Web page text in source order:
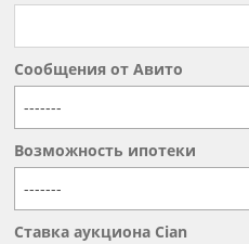
Сообщения от Авито
-------
Возможность ипотеки
-------
Ставка аукциона Cian